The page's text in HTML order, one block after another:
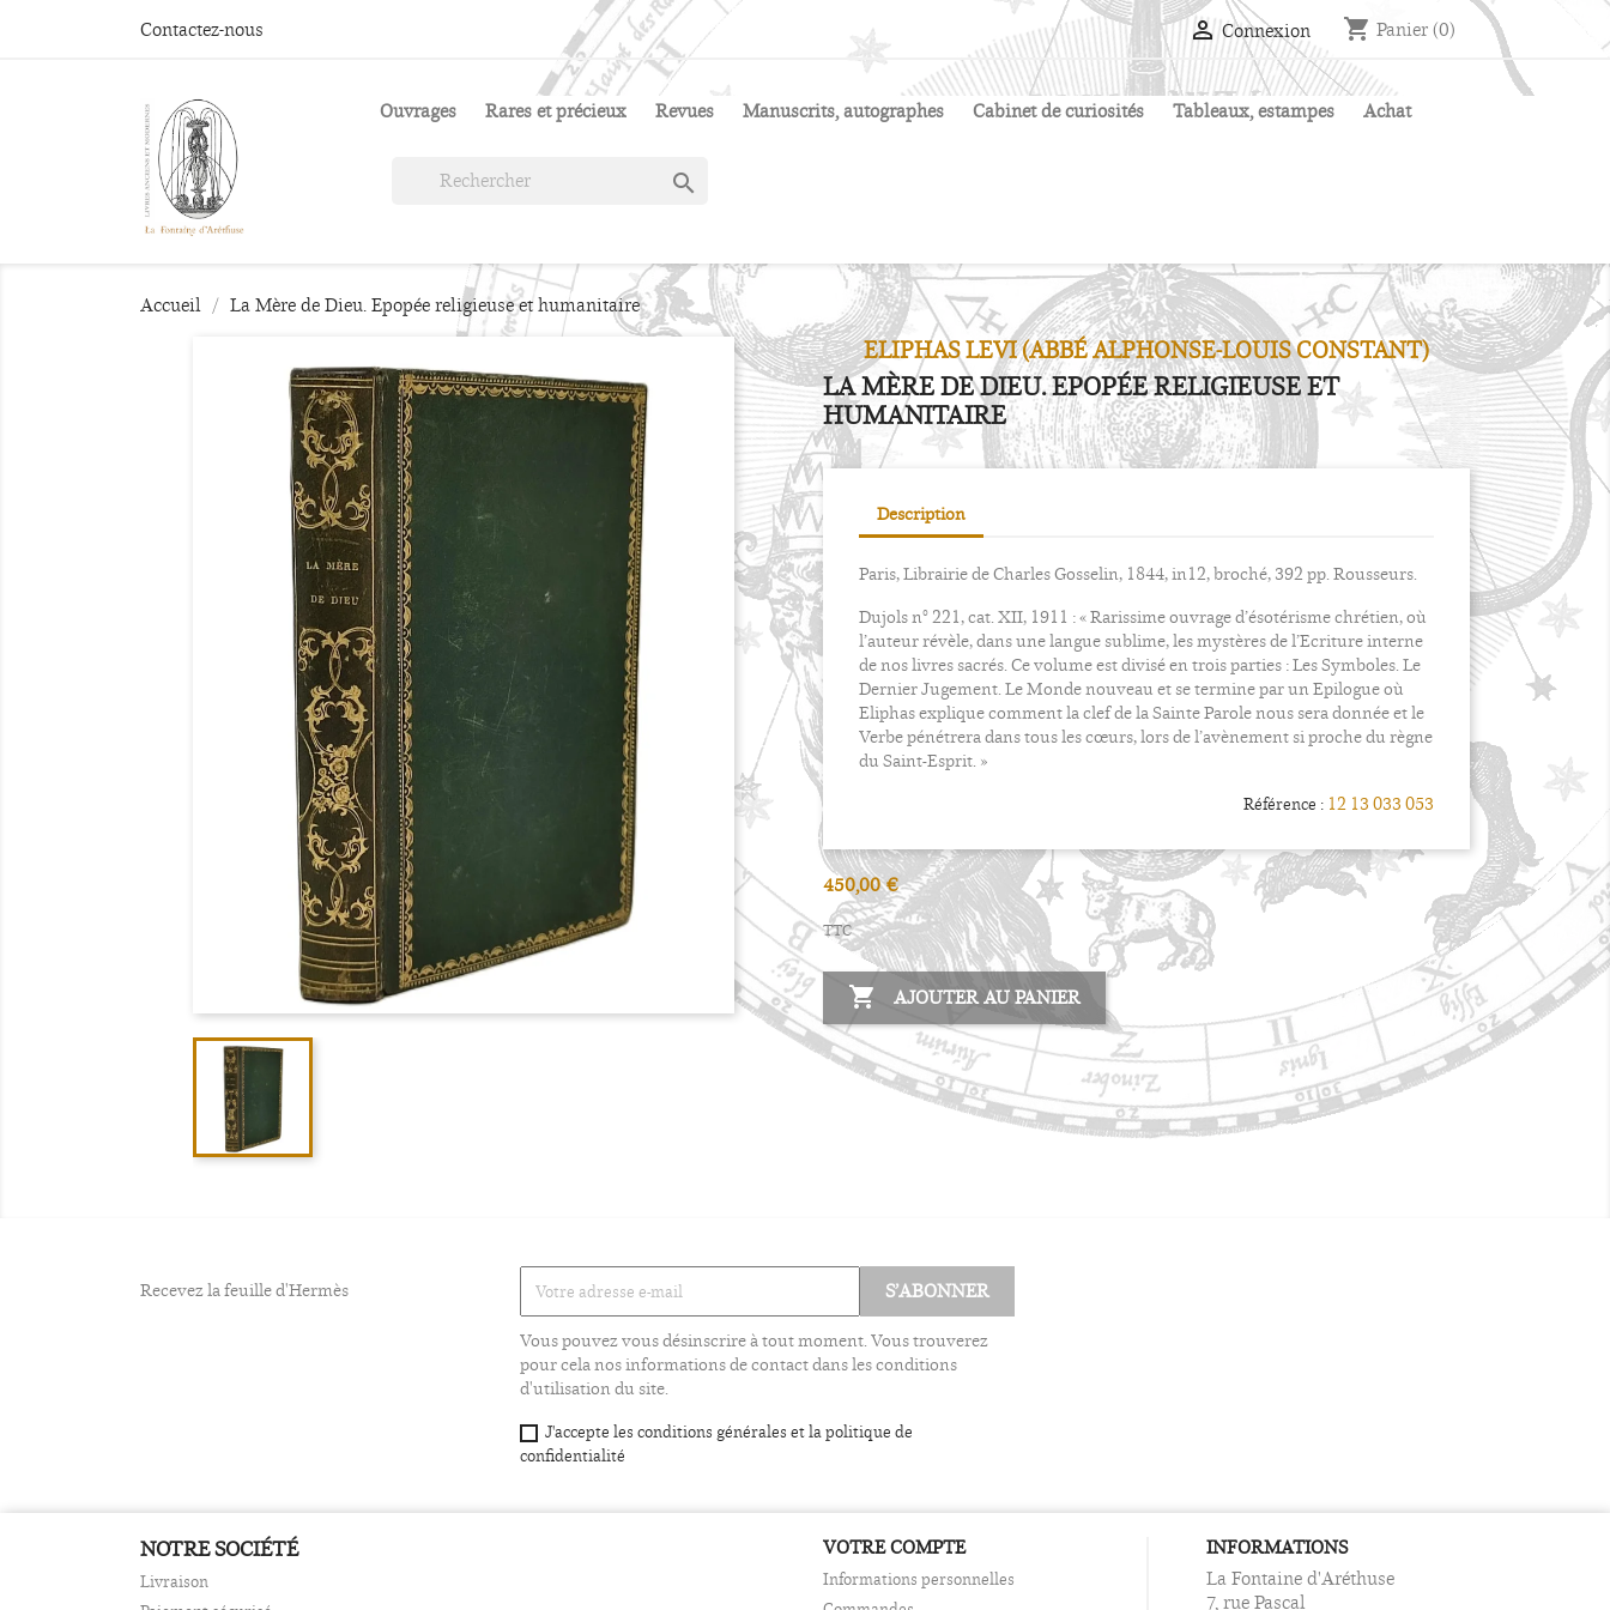
Contactez-nous  Connexion shopping_cart Panier(0)
Ouvrages Rares et précieux Revues Manuscrits, autographes Cabinet de curiosités Tableaux, estampes Achat

Accueil La Mère de Dieu. Epopée religieuse et humanitaire
ELIPHAS LEVI (ABBÉ ALPHONSE-LOUIS CONSTANT)
LA MÈRE DE DIEU. EPOPÉE RELIGIEUSE ET
HUMANITAIRE
Description
Paris, Librairie de Charles Gosselin, 1844, in12, broché, 392 pp. Rousseurs.
Dujols n° 221, cat. XII, 1911 : « Rarissime ouvrage d’ésotérisme chrétien, où
l’auteur révèle, dans une langue sublime, les mystères de l’Ecriture interne
de nos livres sacrés. Ce volume est divisé en trois parties : Les Symboles. Le
Dernier Jugement. Le Monde nouveau et se termine par un Epilogue où
Eliphas explique comment la clef de la Sainte Parole nous sera donnée et le
Verbe pénétrera dans tous les cœurs, lors de l’avènement si proche du règne
du Saint-Esprit. »
Référence : 12 13 033 053
450,00 €
TTC
 AJOUTER AU PANIER
Recevez la feuille d'Hermès
Vous pouvez vous désinscrire à tout moment. Vous trouverez
pour cela nos informations de contact dans les conditions
d'utilisation du site.
J'accepte les conditions générales et la politique de
confidentialité
NOTRE SOCIÉTÉ
Livraison
VOTRE COMPTE
Informations personnelles
INFORMATIONS
La Fontaine d'Aréthuse
7, rue Pascal